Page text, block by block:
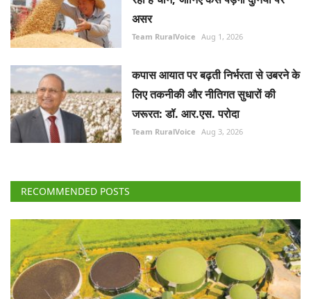
असर
Team RuralVoice Aug 1, 2026
कपास आयात पर बढ़ती निर्भरता से उबरने के
लिए तकनीकी और नीतिगत सुधारों की
जरूरत: डॉ. आर.एस. परोदा
Team RuralVoice Aug 3, 2026
RECOMMENDED POSTS